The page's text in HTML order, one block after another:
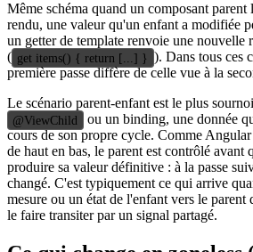
Même schéma quand un composant
rendu, une valeur qu'un enfant a modifiée
un getter de template renvoie une nouvelle
( get items() { return [...] } ). Dans tous ces
première passe diffère de celle vue à la
Le scénario parent-enfant est le plus
@ViewChild
ou un binding, une donnée
cours de son propre cycle. Comme
de haut en bas, le parent est contrôlé avant
produire sa valeur définitive : à la passe
changé. C'est typiquement ce qui arrive
mesure ou un état de l'enfant vers le parent
le faire transiter par un signal partagé.